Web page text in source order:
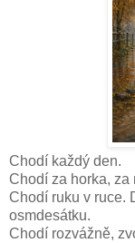
Chodí každý den.
Chodí za horka, za
Chodí ruku v ruce.
osmdesátku.
Chodí rozvážně,